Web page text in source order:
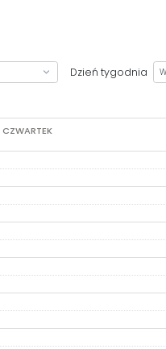
Dzień tygodnia
CZWARTEK